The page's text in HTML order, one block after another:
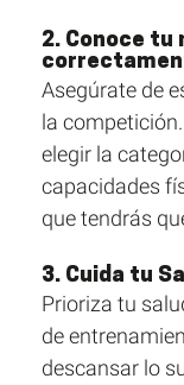
2. Conoce tu
Asegúrate de
la
elegir la
capacidades
que tendrás
3. Cuida tu
Prioriza tu
de
descansar lo